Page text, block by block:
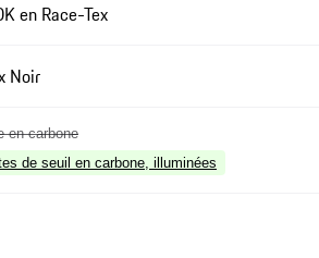
en Race-Tex
Noir
en carbone
de seuil en carbone, illuminées